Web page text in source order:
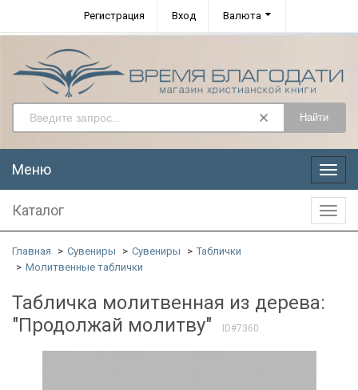
Регистрация Вход Валюта
Найти
Меню
Меню
Каталог
Главная Сувениры Сувениры
Таблички
Молитвенные таблички
Табличка молитвенная из дерева:
"Продолжай молитву"
ID#7360